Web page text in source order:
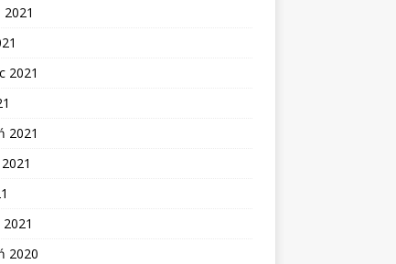
2021
2021
2020